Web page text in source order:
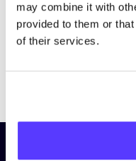
may combine it with
provided to them or
of their services.
Schrijf je in